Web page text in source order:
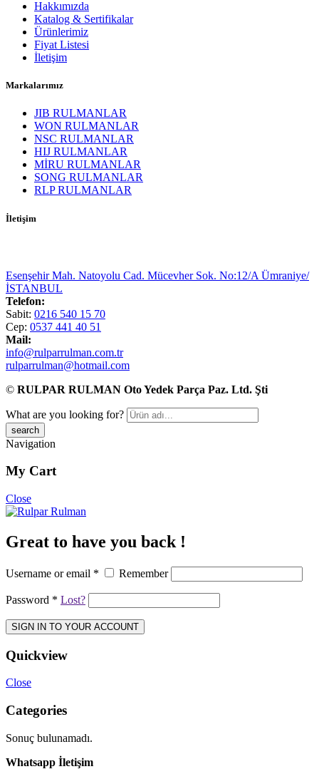
Hakkımızda
Katalog & Sertifikalar
Ürünlerimiz
Fiyat Listesi
İletişim
Markalarımız
JIB RULMANLAR
WON RULMANLAR
NSC RULMANLAR
HIJ RULMANLAR
MİRU RULMANLAR
SONG RULMANLAR
RLP RULMANLAR
İletişim
Esenşehir Mah. Natoyolu Cad. Mücevher Sok. No:12/A Ümraniye/
İSTANBUL
Telefon:
Sabit: 0216 540 15 70
Cep: 0537 441 40 51
Mail:
info@rulparrulman.com.tr
rulparrulman@hotmail.com
© RULPAR RULMAN Oto Yedek Parça Paz. Ltd. Şti
What are you looking for?
Navigation
My Cart
Close
Great to have you back !
Username or email * Remember
Password * Lost?
SIGN IN TO YOUR ACCOUNT
Quickview
Close
Categories
Sonuç bulunamadı.
Whatsapp İletişim